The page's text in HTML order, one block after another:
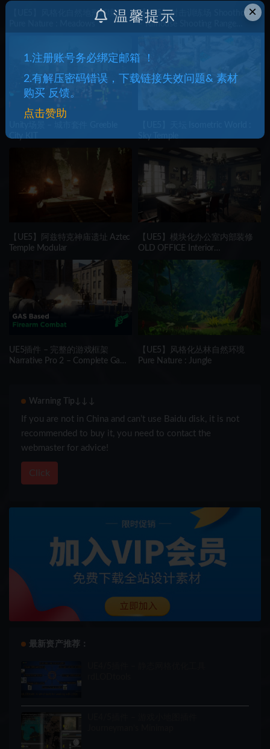
【UE5】风格化自然地形环境
【UE5】射击训练场 Shoothouse
– Killhouse Shooting Range
Training Arena
City KIT
【UE5】阿兹特克神庙遗址 Aztec
Temple Modular
【UE5】模块化办公室内部装修
OLD OFFICE Interior
(MODULAR)
UE5插件 – 完整的游戏框架
Narrative Pro 2 – Complete Game
【UE5】风格化丛林自然环境
Pure Nature : Jungle
Warning Tip↓↓↓
If you are not in China and can’t use Baidu disk, it is not
recommended to buy it, you need to contact the
webmaster for advice!
Click
最新资产推荐：
×
温馨提示
1.注册账号务必绑定邮箱 ！
2.有解压密码错误，下载链接失效问题& 素材
购买 反馈。
点击赞助